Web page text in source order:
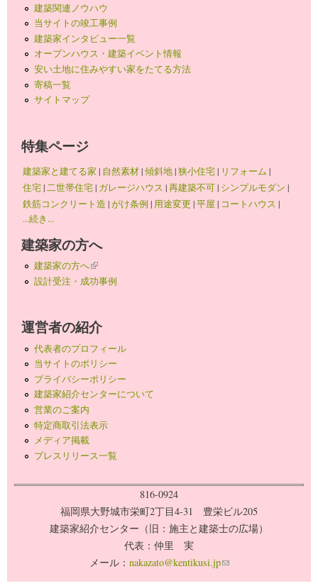
建築関連ノウハウ
当サイトの竣工事例
建築家インタビュー一覧
オープンハウス・建築イベント情報
安い土地に住みやすい家をたてる方法
寄稿一覧
サイトマップ
特集ページ
建築家と建てる家 | 自然素材|傾斜地|狭小住宅| リフォーム |
住宅| 二世帯住宅| ガレージハウス |再建築不可| シンプルモダン |
鉄筋コンクリート造 |がけ条例 | 用途変更 |平屋 | コートハウス |
...続き...
建築家の方へ
建築家の方へ(link is external)
設計受注・成功事例
運営者の紹介
代表者のプロフィール
当サイトのポリシー
プライバシーポリシー
建築家紹介センターについて
営業のご案内
特定商取引法表示
メディア掲載
プレスリリース一覧
816-0924
福岡県大野城市栄町2丁目4-31 豊栄ビル205
建築家紹介センター（旧：施主と建築士の広場）
代表：仲里 実
メール： nakazato@kentikusi.jp(link sends e-mail)